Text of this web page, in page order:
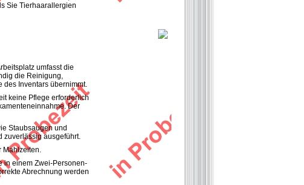
Sie Tierhaarallergien
umfasst die
die Reinigung,
des Inventars übernimmt.
keine Pflege erforderlich
Der
Staubsaugen und
zuverlässig ausgeführt.
Mahlzeiten.
in einem Zwei-Personen-
Abrechnung werden